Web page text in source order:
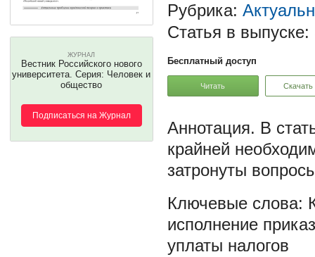
ЖУРНАЛ
Вестник Российского нового
университета. Серия: Человек и
общество
Подписаться на Журнал
Рубрика:
Статья в выпуске:
Бесплатный доступ
Читать Скачать
В
крайней
затронуты
исполнение
уплаты налогов